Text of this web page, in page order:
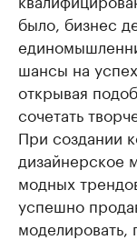
было, бизнес
шансы на
открывая
сочетать
При создании
дизайнерское
модных
успешно
моделировать,